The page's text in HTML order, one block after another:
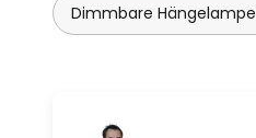
Dimmbare